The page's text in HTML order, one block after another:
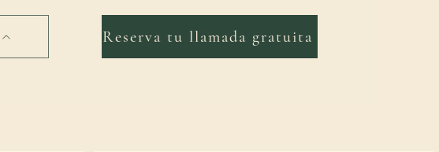
Reserva tu llamada gratuita